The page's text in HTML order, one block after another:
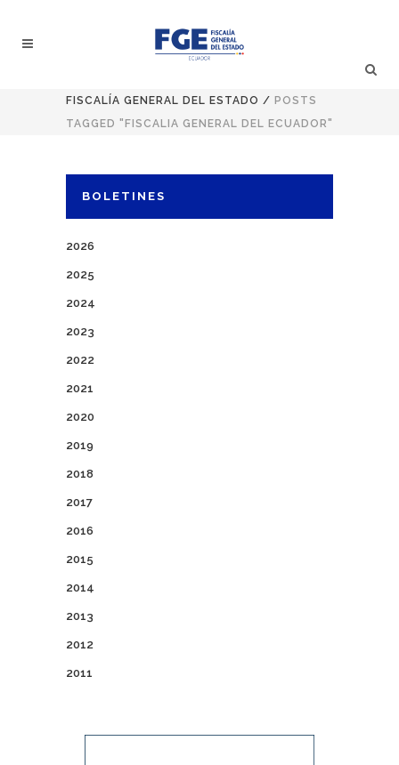
FISCALÍA GENERAL DEL ESTADO / POSTS
TAGGED "FISCALIA GENERAL DEL ECUADOR"
BOLETINES
2026
2025
2024
2023
2022
2021
2020
2019
2018
2017
2016
2015
2014
2013
2012
2011